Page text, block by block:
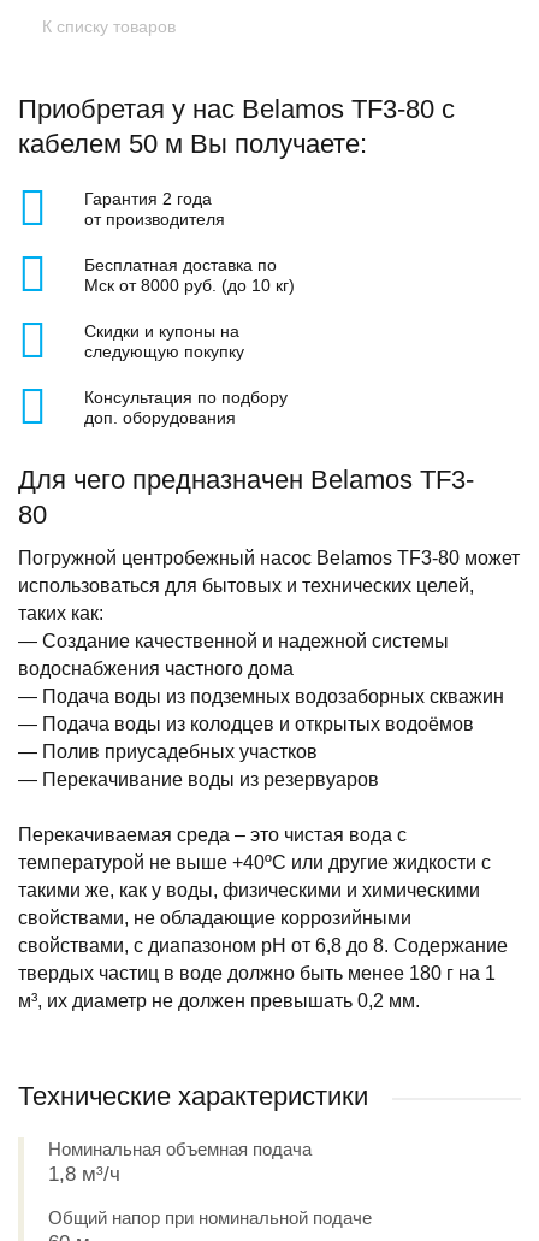
К списку товаров
Приобретая у нас Belamos TF3-80 с
кабелем 50 м Вы получаете:
Гарантия 2 года
от производителя
Бесплатная доставка по
Мск от 8000 руб. (до 10 кг)
Скидки и купоны на
следующую покупку
Консультация по подбору
доп. оборудования
Для чего предназначен Belamos TF3-
80
Погружной центробежный насос Belamos TF3-80 может
использоваться для бытовых и технических целей,
таких как:
— Создание качественной и надежной системы
водоснабжения частного дома
— Подача воды из подземных водозаборных скважин
— Подача воды из колодцев и открытых водоёмов
— Полив приусадебных участков
— Перекачивание воды из резервуаров
Перекачиваемая среда – это чистая вода с
температурой не выше +40ºС или другие жидкости с
такими же, как у воды, физическими и химическими
свойствами, не обладающие коррозийными
свойствами, с диапазоном pH от 6,8 до 8. Содержание
твердых частиц в воде должно быть менее 180 г на 1
м³, их диаметр не должен превышать 0,2 мм.
Технические характеристики
Номинальная объемная подача
1,8 м³/ч
Общий напор при номинальной подаче